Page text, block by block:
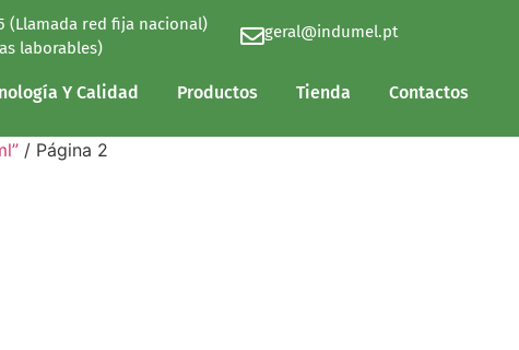
(Llamada red fija nacional)
laborables)
geral@indumel.pt
Y Calidad Productos Tienda Contactos
Y Calidad Productos Tienda Contactos
/ Página 2